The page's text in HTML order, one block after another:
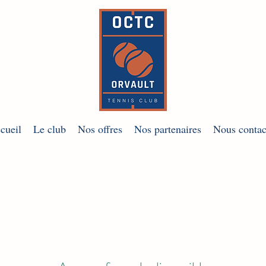
Le club Nos offres Nos partenaires Nous